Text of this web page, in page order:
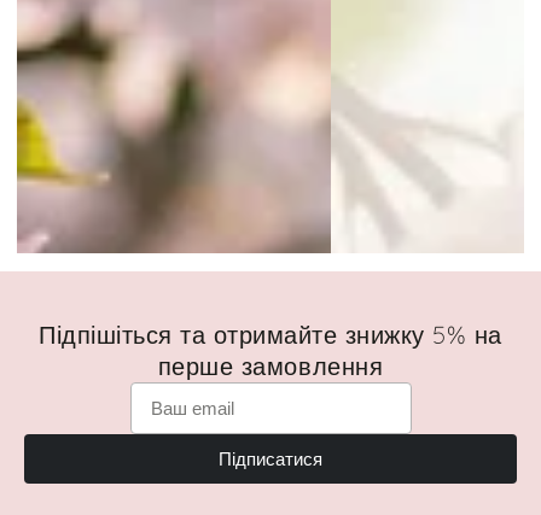
Підпішіться та отримайте знижку 5% на
перше замовлення
Підписатися